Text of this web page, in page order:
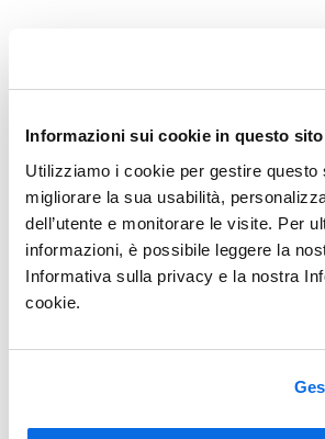
Informazioni sui cookie in questo sito
Utilizziamo i cookie per gestire questo
migliorare la sua usabilità,
dell’utente e monitorare le visite. Per
informazioni, è possibile leggere la
Informativa sulla privacy e la nostra
cookie.